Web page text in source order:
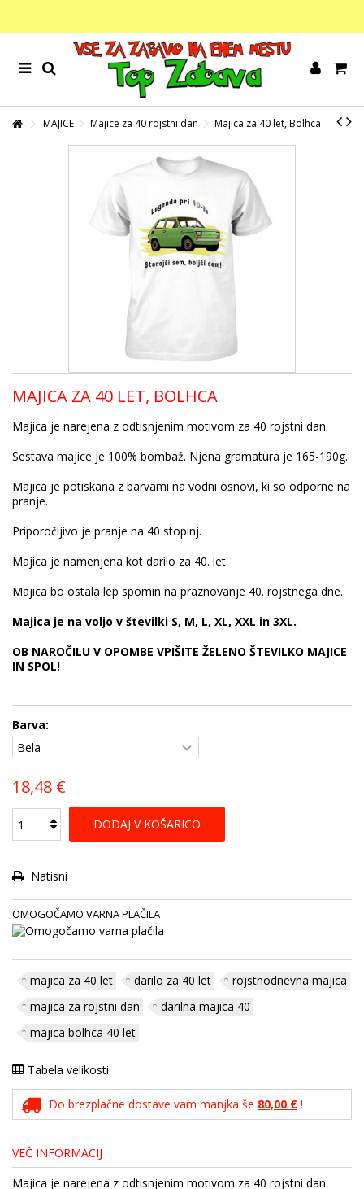
MAJICE Majice za 40 rojstni dan Majica za 40 let, Bolhca
MAJICA ZA 40 LET, BOLHCA
Majica je narejena z odtisnjenim motivom za 40 rojstni dan.
Sestava majice je 100% bombaž. Njena gramatura je 165-190g.
Majica je potiskana z barvami na vodni osnovi, ki so odporne na
pranje.
Priporočljivo je pranje na 40 stopinj.
Majica je namenjena kot darilo za 40. let.
Majica bo ostala lep spomin na praznovanje 40. rojstnega dne.
Majica je na voljo v številki S, M, L, XL, XXL in 3XL.
OB NAROČILU V OPOMBE VPIŠITE ŽELENO ŠTEVILKO MAJICE
IN SPOL!
Barva:
18,48 €
DODAJ V KOŠARICO
Natisni
OMOGOČAMO VARNA PLAČILA
majica za 40 let darilo za 40 let
rojstnodnevna majica
majica za rojstni dan
darilna majica 40
majica bolhca 40 let
Tabela velikosti
Do brezplačne dostave vam manjka še 80,00 € !
VEČ INFORMACIJ
Majica je narejena z odtisnjenim motivom za 40 rojstni dan.